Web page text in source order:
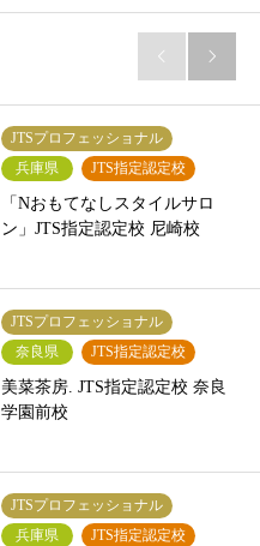
 
JTSプロフェッショナル
兵庫県
JTS指定認定校
「Nおもてなしスタイルサロ
ン」JTS指定認定校 尼崎校
JTSプロフェッショナル
奈良県
JTS指定認定校
美菜茶房. JTS指定認定校 奈良
学園前校
JTSプロフェッショナル
兵庫県
JTS指定認定校